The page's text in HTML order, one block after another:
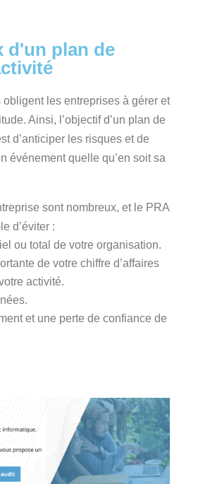
d'un plan de
les entreprises à gérer et
Ainsi, l’objectif d’un plan de
d’anticiper les risques et de
événement quelle qu’en soit sa
sont nombreux, et le PRA
d’éviter :
ou total de votre organisation.
de votre chiffre d’affaires
activité.
et une perte de confiance de